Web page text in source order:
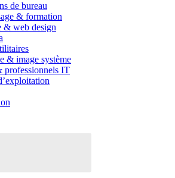
de bureau
& formation
& web design
& image système
professionnels IT